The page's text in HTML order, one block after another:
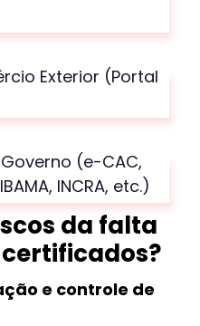
Exterior (Portal
(e-CAC,
INCRA, etc.)
da falta
?
e controle de